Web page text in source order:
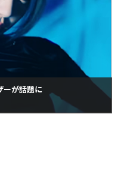
ーが話題に